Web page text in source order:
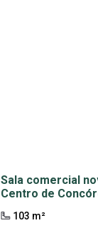
Sala comercial
Centro de
103 m²